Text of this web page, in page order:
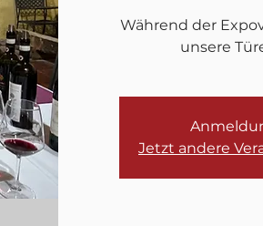
Während der
unsere
Jetzt andere